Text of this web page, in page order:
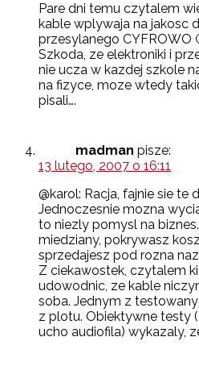
Pare dni temu czytalem
kable wplywaja na jakosc
przesylanego CYFROWO
Szkoda, ze elektroniki i
nie ucza w kazdej szkole
na fizyce, moze wtedy
pisali….
madman pisze:
13 lutego, 2007 o 16:11
@karol: Racja, fajnie sie te
Jednoczesnie mozna
to niezly pomysl na
miedziany, pokrywasz
sprzedajesz pod rozna
Z ciekawostek, czytalem
udowodnic, ze kable
soba. Jednym z
z plotu. Obiektywne testy
ucho audiofila) wykazaly,